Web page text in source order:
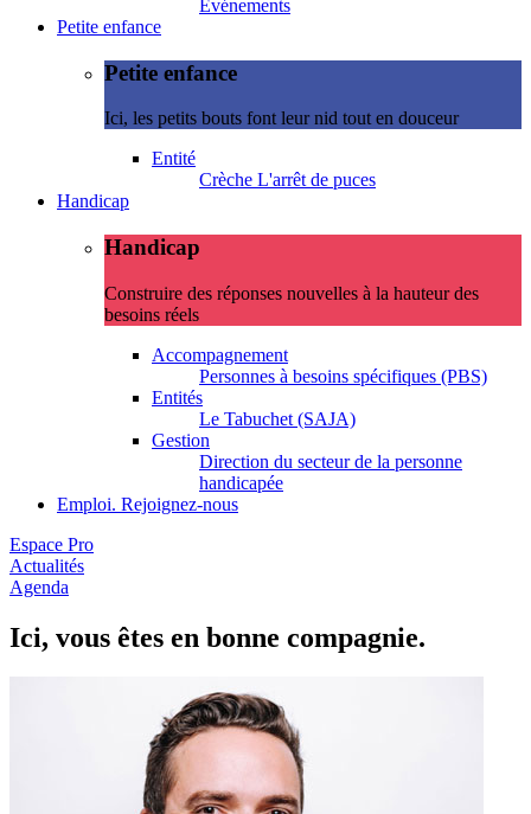
Evénements
Petite enfance
Petite enfance
Ici, les petits bouts font leur nid tout en douceur
Entité
Crèche L'arrêt de puces
Handicap
Handicap
Construire des réponses nouvelles à la hauteur des
besoins réels
Accompagnement
Personnes à besoins spécifiques (PBS)
Entités
Le Tabuchet (SAJA)
Gestion
Direction du secteur de la personne
handicapée
Emploi. Rejoignez-nous
Espace Pro
Actualités
Agenda
Ici, vous êtes en bonne compagnie.